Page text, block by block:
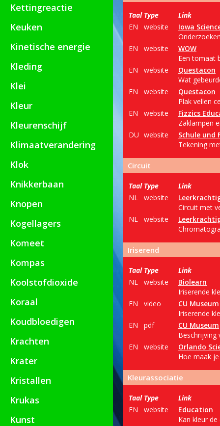
Kettingreactie
Keuken
Kinetische energie
Kleding
Klei
Kleur
Kleurenschijf
Klimaatverandering
Klok
Knikkerbaan
Knopen
Kogellagers
Komeet
Kompas
Koolstofdioxide
Koraal
Koudbloedigen
Krachten
Krater
Kristallen
Krukas
Kunst
Taal Type
Link
EN
website
Iowa
EN
website
WOW
Een tomaat
EN
website
Questacon
Wat
EN
website
Questacon
Plak vellen
EN
website
Fizzics
Zaklampen
DU website
Schule und
Tekening
Circuit
Taal Type
Link
NL
website
Circuit met
NL
website
Iriserend
Taal Type
Link
NL
website
Biolearn
Iriserende
EN
video
CU Museum
Iriserende
EN
pdf
CU Museum
Beschrijving
EN
website
Orlando
Hoe maak
Kleurassociatie
Taal Type
Link
EN
website
Education
Kan kleur